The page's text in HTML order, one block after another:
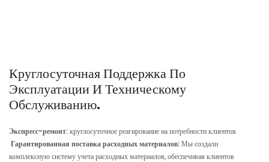
Круглосуточная Поддержка По
Эксплуатации И Техническому
Обслуживанию.
Экспресс-ремонт:круглосуточное реагирование на потребности клиентов.
Гарантированная поставка расходных материалов:Мы создали
комплексную систему учета расходных материалов, обеспечивая клиентов